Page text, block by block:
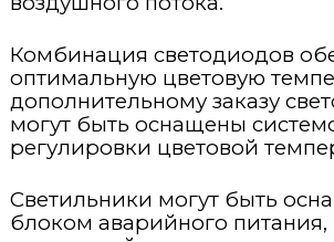
Комбинация светодиодов
оптимальную цветовую
дополнительному заказу
могут быть оснащены
регулировки цветовой
Светильники могут быть
блоком аварийного